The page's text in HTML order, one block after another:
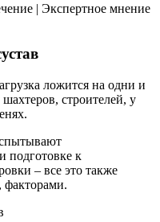
| Экспертное мнение
ложится на одни и
строителей, у
подготовке к
– все это также
факторами.